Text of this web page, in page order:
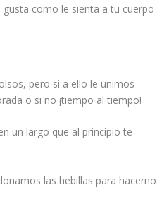
como le sienta a tu cuerpo
pero si a ello le unimos
o si no ¡tiempo al tiempo!
un largo que al principio te
las hebillas para